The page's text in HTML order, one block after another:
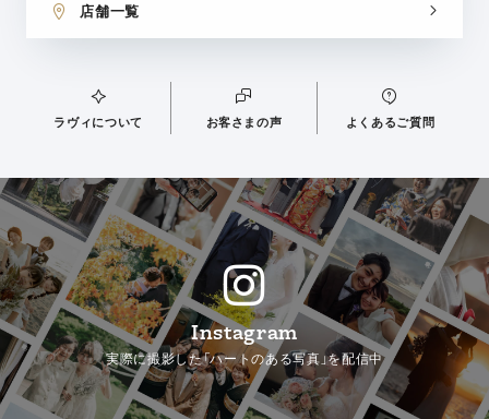
店舗一覧
ラヴィについて お客さまの声 よくあるご質問
Instagram
実際に撮影した「ハートのある写真」を配信中